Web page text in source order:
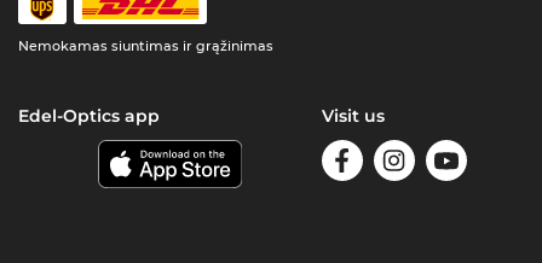
Nemokamas siuntimas ir grąžinimas
Edel-Optics app Visit us